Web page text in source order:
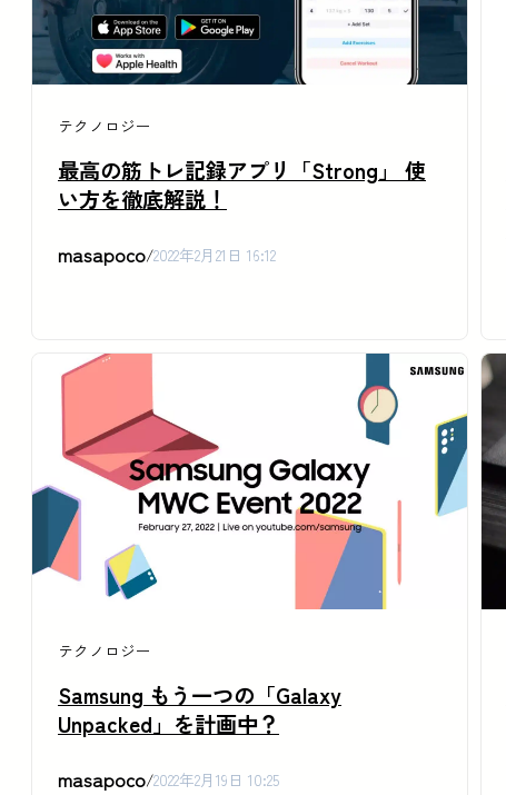
テクノロジー
最高の筋トレ記録アプリ「Strong」 使
い方を徹底解説！
masapoco/2022年2月21日 16:12
テクノロジー
Samsung もう一つの「Galaxy
Unpacked」を計画中？
masapoco/2022年2月19日 10:25